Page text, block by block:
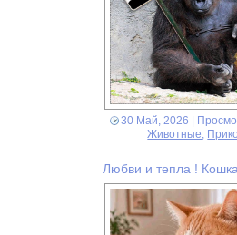
30 Май, 2026 |
Животные,
Любви и тепла !